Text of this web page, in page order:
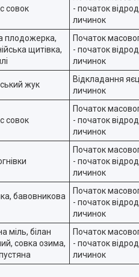
совок
- початок
личинок
плодожерка,
щитівка,
Початок
- початок
личинок
жук
Відкладання
личинок
совок
Початок
- початок
личинок
Початок
- початок
личинок
бавовникова
Початок
- початок
личинок
міль, білан
совка озима,
Початок
- початок
личинок